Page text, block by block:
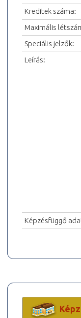
Kreditek száma:
Maximális
Speciális jelzők:
Leírás:
Képzésfüggő